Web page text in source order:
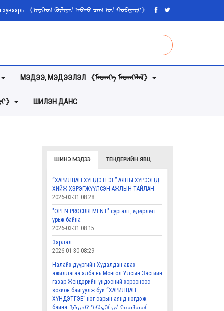
хуваарь 《ᠢᠷᠭᠡᠳ ᠬᠦᠯᠢᠶᠡᠨ ᠠᠪᠬᠤ ᠴᠠᠭ ᠤᠨ ᠬᠤᠪᠢᠶᠠᠷᠢ》
МЭДЭЭ, МЭДЭЭЛЭЛ 《ᠮᠡᠳᠡᠭᠡ ᠮᠡᠳᠡᠭᠡᠯᠡᠯ》
》 ШИЛЭН ДАНС
ШИНЭ МЭДЭЭ ТЕНДЕРИЙН ЯВЦ
“ХАРИЛЦАН ХҮНДЭТГЭЕ” АЯНЫ ХҮРЭЭНД
ХИЙЖ ХЭРЭГЖҮҮЛСЭН АЖЛЫН ТАЙЛАН
2026-03-31 08:28
"OPEN PROCUREMENT" сургалт, өдөрлөгт
урьж байна
2026-03-31 08:15
Зарлал
2026-01-30 08:29
Налайх дүүргийн Худалдан авах
ажиллагаа алба нь Монгол Улсын Засгийн
газар Жендэрийн үндэсний хорооноос
зохион байгуулж буй “ХАРИЛЦАН
ХҮНДЭТГЭЕ” нэг сарын аянд нэгдэж
байна. ᠨᠠᠯᠠᠶᠢᠬᠤ ᠳᠡᢉᠦᠷᢉᠡ ᠶ᠋ᠢᠨ ᠬᠤᠳᠠᠯᠳᠤᠨ